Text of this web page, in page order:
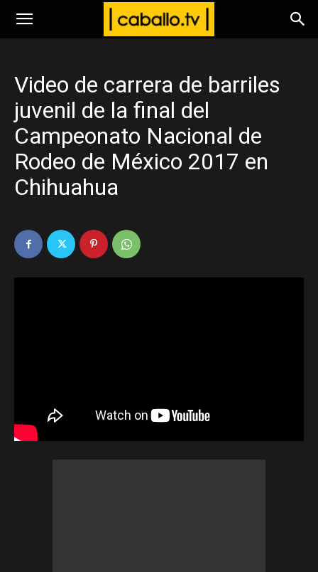
www.caballo.tv
Video de carrera de barriles
juvenil de la final del
Campeonato Nacional de
Rodeo de México 2017 en
Chihuahua